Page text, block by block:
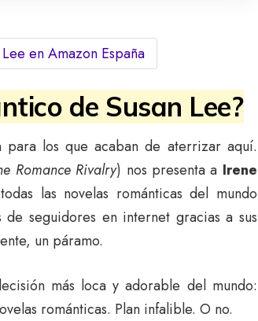
en Amazon España
de Susan Lee?
los que acaban de aterrizar aquí.
Romance Rivalry) nos presenta a Irene
las novelas románticas del mundo
seguidores en internet gracias a sus
un páramo.
más loca y adorable del mundo:
románticas. Plan infalible. O no.